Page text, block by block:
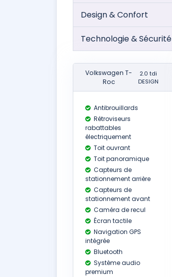
Design & Confort
Technologie & Sécurité
Volkswagen T-
Roc
2.0 tdi
DESIGN
Antibrouillards
Rétroviseurs
rabattables
électriquement
Toit ouvrant
Toit panoramique
Capteurs de
stationnement arrière
Capteurs de
stationnement avant
Caméra de recul
Écran tactile
Navigation GPS
intégrée
Bluetooth
Système audio
premium